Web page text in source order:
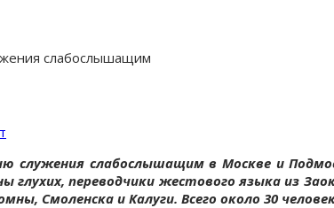
слабослышащим
служения слабослышащим в Москве и
глухих, переводчики жестового языка из
Смоленска и Калуги. Всего около 30